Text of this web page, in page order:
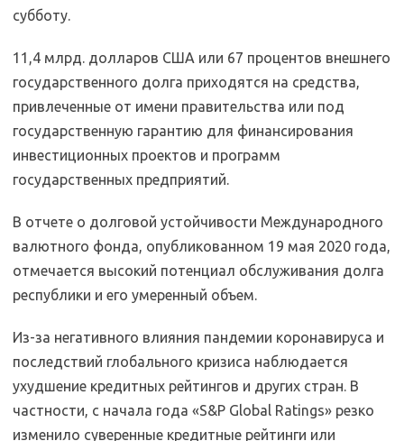
субботу.
11,4 млрд. долларов США или 67 процентов внешнего
государственного долга приходятся на средства,
привлеченные от имени правительства или под
государственную гарантию для финансирования
инвестиционных проектов и программ
государственных предприятий.
В отчете о долговой устойчивости Международного
валютного фонда, опубликованном 19 мая 2020 года,
отмечается высокий потенциал обслуживания долга
республики и его умеренный объем.
Из-за негативного влияния пандемии коронавируса и
последствий глобального кризиса наблюдается
ухудшение кредитных рейтингов и других стран. В
частности, с начала года «S&P Global Ratings» резко
изменило суверенные кредитные рейтинги или